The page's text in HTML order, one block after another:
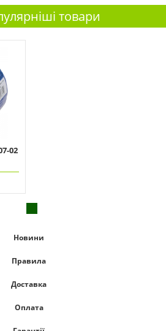
товари
02
Новини
Правила
Доставка
Оплата